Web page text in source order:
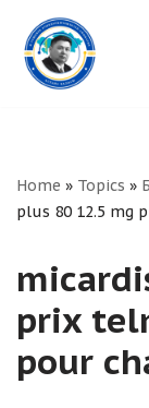
Skip
to
Home » Topics »
plus 80 12.5 mg
prix
pour